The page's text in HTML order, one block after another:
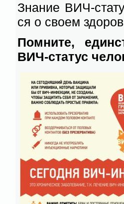
Зна­ние ВИЧ-
ся о сво­ем
Помни­те,
ВИЧ-ста­тус